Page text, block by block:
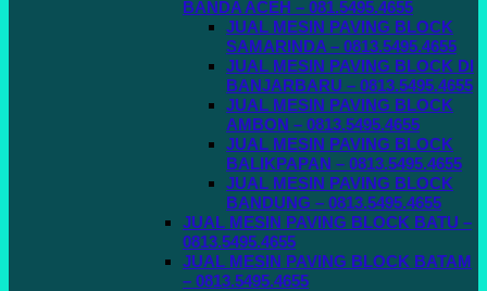
BANDA ACEH – 081.5495.4655
JUAL MESIN PAVING BLOCK
SAMARINDA – 0813.5495.4655
JUAL MESIN PAVING BLOCK DI
BANJARBARU – 0813.5495.4655
JUAL MESIN PAVING BLOCK
AMBON – 0813.5495.4655
JUAL MESIN PAVING BLOCK
BALIKPAPAN – 0813.5495.4655
JUAL MESIN PAVING BLOCK
BANDUNG – 0813.5495.4655
JUAL MESIN PAVING BLOCK BATU –
0813.5495.4655
JUAL MESIN PAVING BLOCK BATAM
– 0813.5495.4655